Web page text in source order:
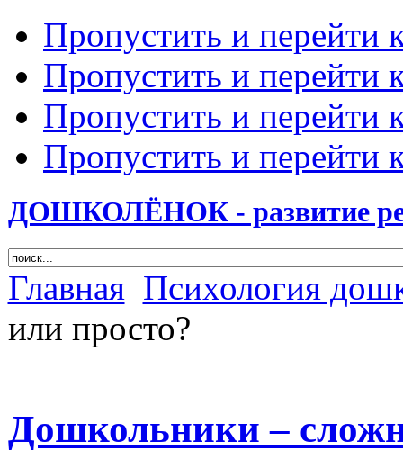
Пропустить и перейти
Пропустить и перейти
Пропустить и перейти
Пропустить и перейти
ДОШКОЛЁНОК - развитие
Главная Психология
или просто?
Дошкольники –